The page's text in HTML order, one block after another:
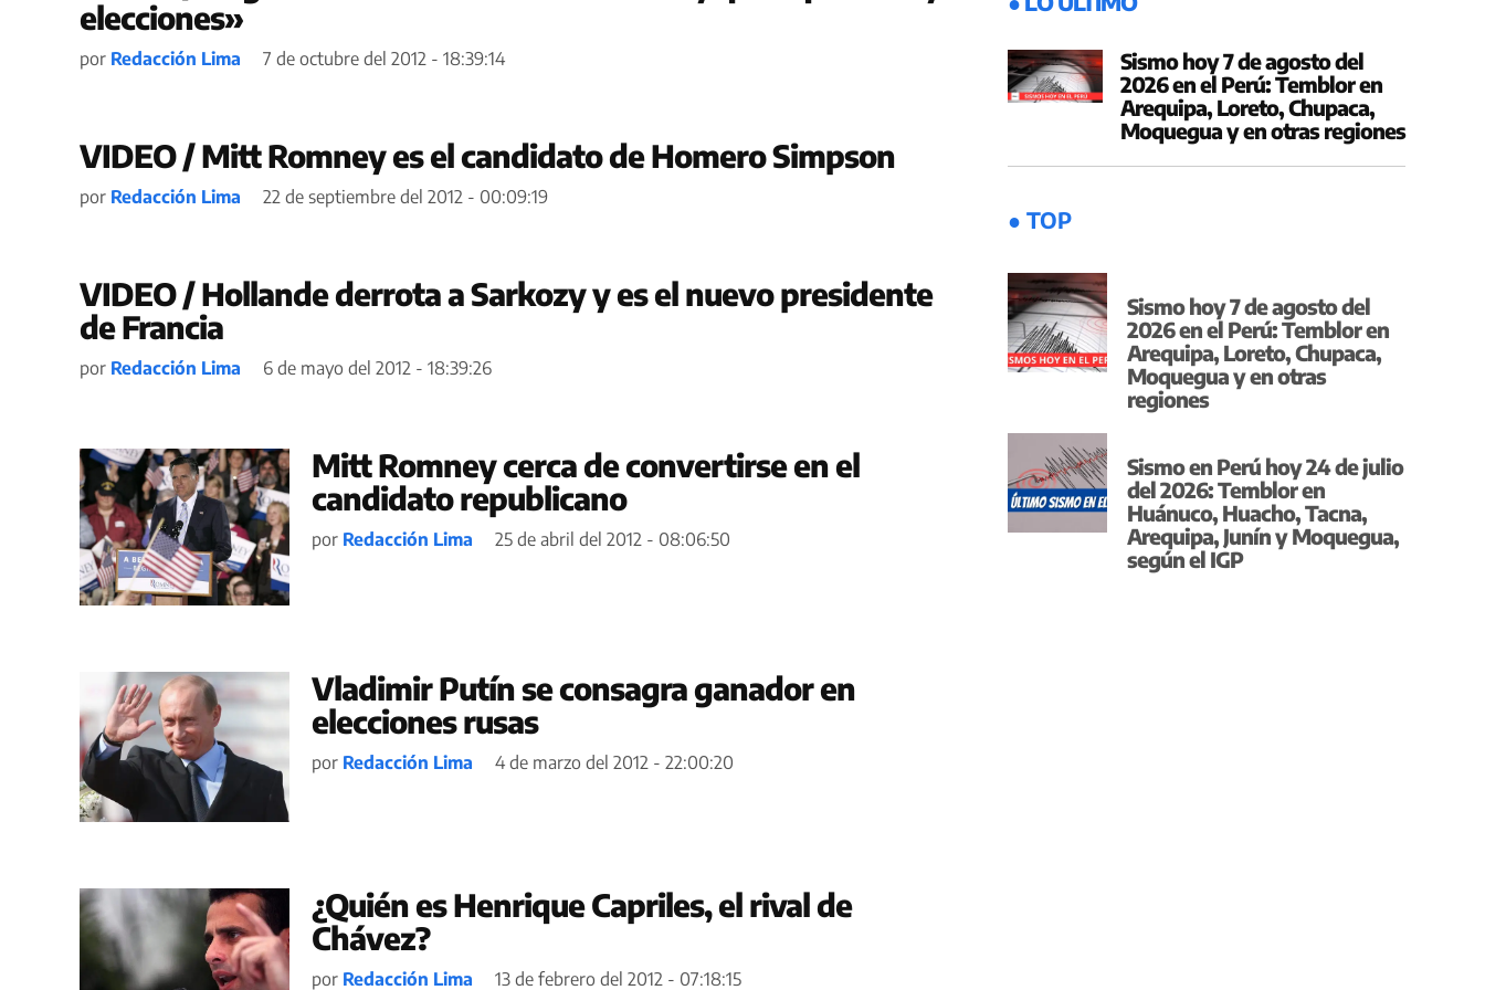
elecciones»
por Redacción Lima 7 de octubre del 2012 - 18:39:14
VIDEO / Mitt Romney es el candidato de Homero Simpson
por Redacción Lima 22 de septiembre del 2012 - 00:09:19
VIDEO / Hollande derrota a Sarkozy y es el nuevo presidente
de Francia
por Redacción Lima 6 de mayo del 2012 - 18:39:26
Mitt Romney cerca de convertirse en el
candidato republicano
por Redacción Lima 25 de abril del 2012 - 08:06:50
Vladimir Putín se consagra ganador en
elecciones rusas
por Redacción Lima 4 de marzo del 2012 - 22:00:20
¿Quién es Henrique Capriles, el rival de
Chávez?
por Redacción Lima 13 de febrero del 2012 - 07:18:15
Sismo hoy 7 de agosto del
2026 en el Perú: Temblor en
Arequipa, Loreto, Chupaca,
Moquegua y en otras regiones
● TOP
Sismo hoy 7 de agosto del
2026 en el Perú: Temblor en
Arequipa, Loreto, Chupaca,
Moquegua y en otras
regiones
Sismo en Perú hoy 24 de julio
del 2026: Temblor en
Huánuco, Huacho, Tacna,
Arequipa, Junín y Moquegua,
según el IGP